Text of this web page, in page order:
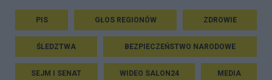
PIS GŁOS REGIONÓW ZDROWIE
ŚLEDZTWA BEZPIECZEŃSTWO NARODOWE
SEJM I SENAT WIDEO SALON24 MEDIA